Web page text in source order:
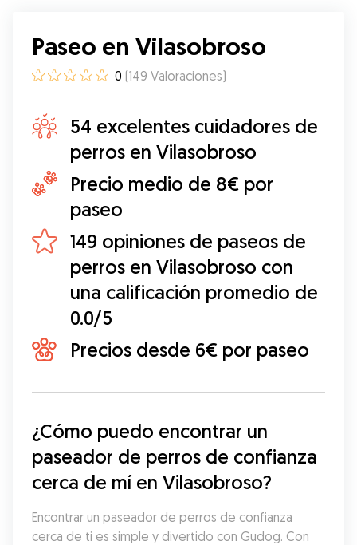
Paseo en Vilasobroso
0 (149 Valoraciones)
54 excelentes cuidadores de
perros en Vilasobroso
Precio medio de 8€ por
paseo
149 opiniones de paseos de
perros en Vilasobroso con
una calificación promedio de
0.0/5
Precios desde 6€ por paseo
¿Cómo puedo encontrar un
paseador de perros de confianza
cerca de mí en Vilasobroso?
Encontrar un paseador de perros de confianza
cerca de ti es simple y divertido con Gudog. Con